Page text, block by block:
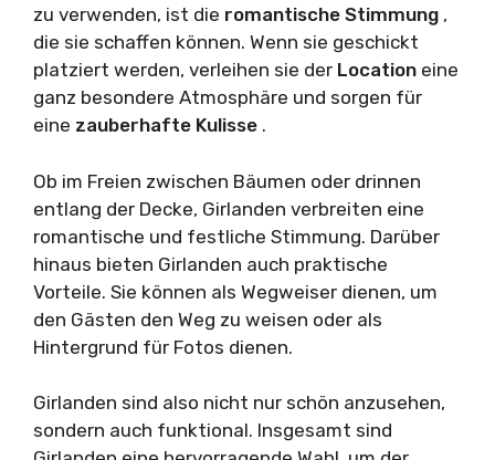
zu verwenden, ist die romantische Stimmung ,
die sie schaffen können. Wenn sie geschickt
platziert werden, verleihen sie der Location eine
ganz besondere Atmosphäre und sorgen für
eine zauberhafte Kulisse .
Ob im Freien zwischen Bäumen oder drinnen
entlang der Decke, Girlanden verbreiten eine
romantische und festliche Stimmung. Darüber
hinaus bieten Girlanden auch praktische
Vorteile. Sie können als Wegweiser dienen, um
den Gästen den Weg zu weisen oder als
Hintergrund für Fotos dienen.
Girlanden sind also nicht nur schön anzusehen,
sondern auch funktional. Insgesamt sind